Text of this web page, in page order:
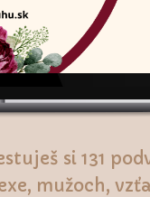
si 131
mužoch,